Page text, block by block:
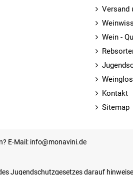
Versand
Wein -
Kontakt
Sitemap
E-Mail: info@monavini.de
Jugendschutzgesetzes darauf